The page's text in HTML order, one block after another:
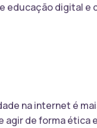
digital e
na internet é
de forma